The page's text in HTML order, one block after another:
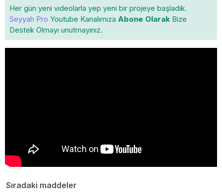
Her gün yeni videolarla yep yeni bir projeye başladık.
Seyyah Pro Youtube Kanalımıza Abone Olarak Bize
Destek Olmayı unutmayınız.
Sıradaki maddeler